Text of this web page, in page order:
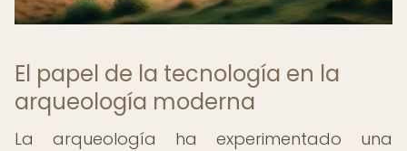
El papel de la tecnología en la
arqueología moderna
La arqueología ha experimentado una